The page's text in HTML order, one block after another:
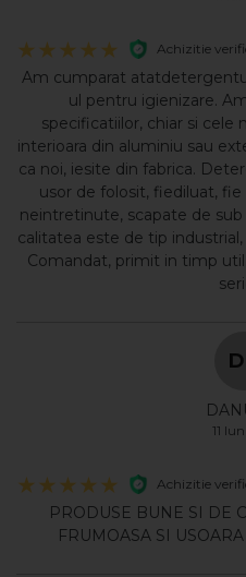
Achizitie
Am cumparat
ul pentru igienizare.
specificatiilor, chiar si cele
interioara din aluminiu sau
ca noi, iesite din fabrica.
usor de folosit, fiediluat,
neintretinute, scapate de
calitatea este de tip
Comandat, primit in timp
11
Achizitie
PRODUSE BUNE SI DE
FRUMOASA SI